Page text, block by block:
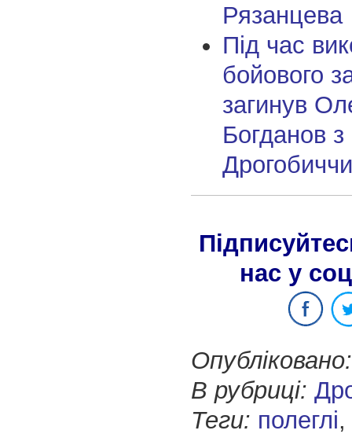
Рязанцева
Під час
бойового
загинув
Богданов з
нас у
Опубліковано:
В рубриці:
Теги: полеглі,